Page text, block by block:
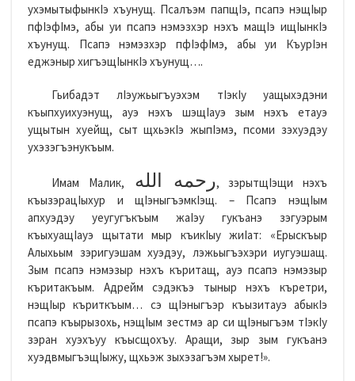
ухэмытыфынкIэ хъунущ. Псалъэм папщIэ, псапэ нэщIыр
пфIэфIмэ, абы уи псапэ нэмэзхэр нэхъ мащIэ ищIынкIэ
хъунущ. Псапэ нэмэзхэр пфIэфIмэ, абы уи КъурIэн
еджэныр хигъэщIынкIэ хъунущ….
Гьибадэт лIэужьыгъуэхэм тIэкIу уащыхэдэни
къыпхуихуэнущ, ауэ нэхъ шэщIауэ зым нэхъ етауэ
ущытын хуейщ, сыт щхьэкIэ жыпIэмэ, псоми зэхуэдэу
ухэзэгъэнукъым.
Имам Малик, رحمه الله, зэрытщIэщи нэхъ
къызэрацIыхур и щIэныгъэмкIэщ. – Псапэ нэщIым
апхуэдэу уеугугъкъым жаIэу гукъанэ зэгуэрым
къыхуащIауэ щытати мыр къикIыу жиIат: «Ерыскъыр
Алыхьым зэригуэшам хуэдэу, лэжьыгъэхэри иугуэшащ.
Зым псапэ нэмэзыр нэхъ къритащ, ауэ псапэ нэмэзыр
къритакъым. Адрейм сэдэкъэ тыныр нэхъ къретри,
нэщIыр къриткъым… сэ щIэныгъэр къызитауэ абыкIэ
псапэ къырызохь, нэщIым зестмэ ар си щIэныгъэм тIэкIу
зэран хуэхъуу къысщохъу. Аращи, зыр зым гукъанэ
хуэдвмыгъэщIыжу, щхьэж зыхэзагъэм хырет!».